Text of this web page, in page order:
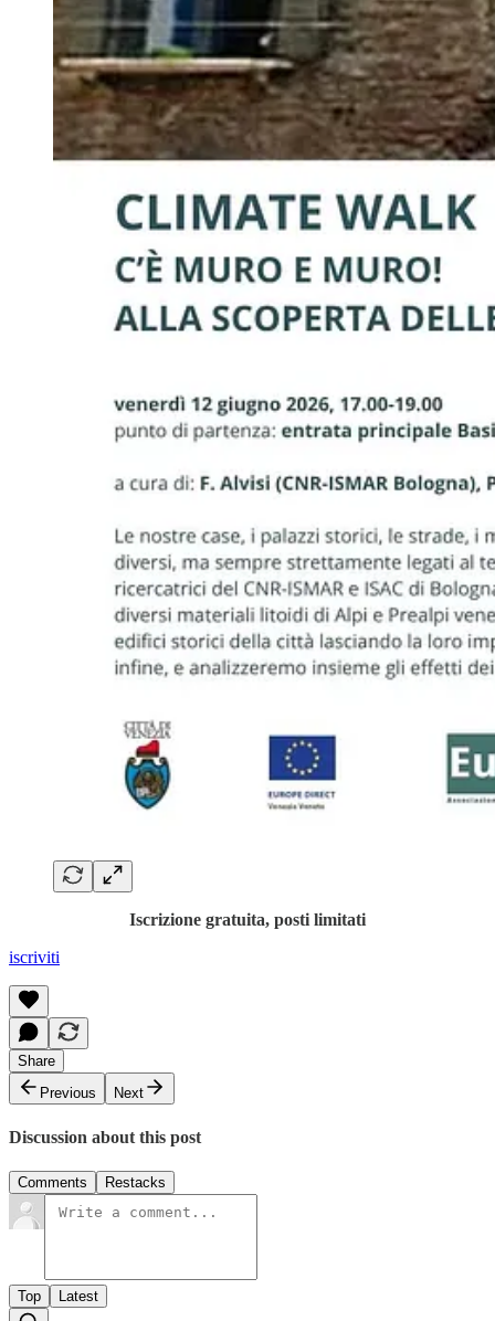
Iscrizione gratuita, posti limitati
iscriviti
Share
Previous
Next
Discussion about this post
Comments Restacks
Top Latest